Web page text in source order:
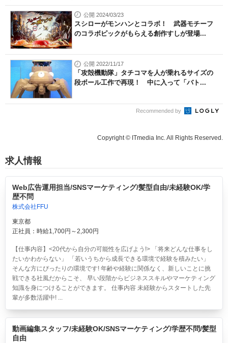
公開 2024/03/23
スシローがモンハンとコラボ！ 武器モチーフ
のコラボピックがもらえる創作すしが登場...
公開 2022/11/17
「攻殻機動隊」タチコマを人が乗れるサイズの
段ボール工作で再現！ 中に入って「バト...
Recommended by
Copyright © ITmedia Inc. All Rights Reserved.
求人情報
Web広告運用担当/SNSマーケティング/髪型自由/未経験OK/学
歴不問
株式会社FFU
東京都
正社員：時給1,700円～2,300円
【仕事内容】<20代から自分の可能性を広げよう!> 「将来どんな仕事をし
たいかわからない」 「若いうちから成長できる環境で経験を積みたい」
そんな方にぴったりの環境です! 年齢や経験に関係なく、新しいことに挑
戦できる社風だからこそ、 早い段階からビジネススキルやマーケティング
知識を身につけることができます。 仕事内容 未経験からスタートした先
輩が多数活躍中! ...
動画編集スタッフ/未経験OK/SNSマーケティング/学歴不問/髪型
自由